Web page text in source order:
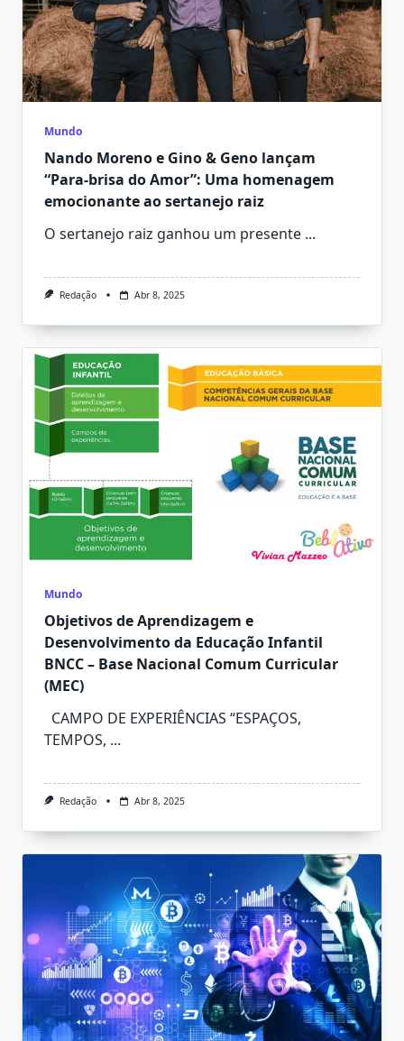
Mundo
Nando Moreno e Gino & Geno lançam
“Para-brisa do Amor”: Uma homenagem
emocionante ao sertanejo raiz
O sertanejo raiz ganhou um presente ...
Redação Abr 8, 2025
Mundo
Objetivos de Aprendizagem e
Desenvolvimento da Educação Infantil
BNCC – Base Nacional Comum Curricular
(MEC)
CAMPO DE EXPERIÊNCIAS “ESPAÇOS,
TEMPOS, ...
Redação Abr 8, 2025